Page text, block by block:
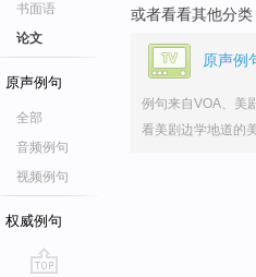
书面语
论文
原声例句
全部
音频例句
视频例句
权威例句
或者看看其他分类
原声例
例句来自VOA、美
看美剧边学地道的美